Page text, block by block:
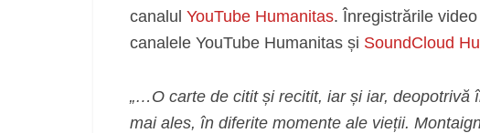
canalul YouTube Humanitas. Înregistrările
canalele YouTube Humanitas și SoundCloud
„…O carte de citit și recitit, iar și iar,
mai ales, în diferite momente ale vieții.